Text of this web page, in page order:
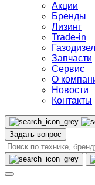
Акции
Бренды
Лизинг
Trade-in
Запчасти
Сервис
О
Новости
Контакты
Задать вопрос